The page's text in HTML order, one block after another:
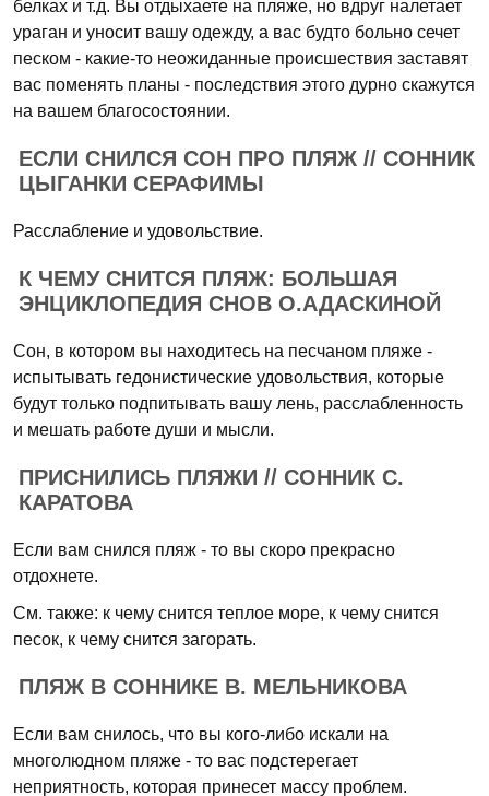
белках и т.д. Вы отдыхаете на пляже, но вдруг налетает
ураган и уносит вашу одежду, а вас будто больно сечет
песком - какие-то неожиданные происшествия заставят
вас поменять планы - последствия этого дурно скажутся
на вашем благосостоянии.
ЕСЛИ СНИЛСЯ СОН ПРО ПЛЯЖ // СОННИК
ЦЫГАНКИ СЕРАФИМЫ
Расслабление и удовольствие.
К ЧЕМУ СНИТСЯ ПЛЯЖ: БОЛЬШАЯ
ЭНЦИКЛОПЕДИЯ СНОВ О.АДАСКИНОЙ
Сон, в котором вы находитесь на песчаном пляже -
испытывать гедонистические удовольствия, которые
будут только подпитывать вашу лень, расслабленность
и мешать работе души и мысли.
ПРИСНИЛИСЬ ПЛЯЖИ // СОННИК С.
КАРАТОВА
Если вам снился пляж - то вы скоро прекрасно
отдохнете.
См. также: к чему снится теплое море, к чему снится
песок, к чему снится загорать.
ПЛЯЖ В СОННИКЕ В. МЕЛЬНИКОВА
Если вам снилось, что вы кого-либо искали на
многолюдном пляже - то вас подстерегает
неприятность, которая принесет массу проблем.